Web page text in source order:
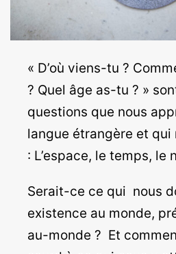
« D’où viens-tu ?
? Quel âge as-tu ? »
questions que nous
langue étrangère et
: L’espace, le temps, le
Serait-ce ce qui nous
existence au monde,
au-monde ? Et